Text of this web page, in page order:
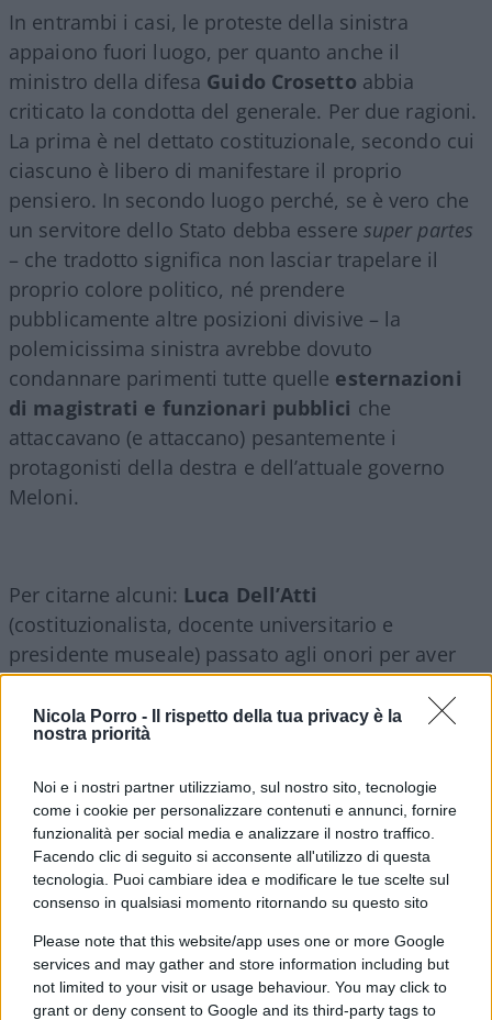
Nicola Porro -
Il rispetto della tua privacy è la
nostra priorità
Noi e i nostri partner utilizziamo, sul nostro sito, tecnologie
come i cookie per personalizzare contenuti e annunci, fornire
funzionalità per social media e analizzare il nostro traffico.
Facendo clic di seguito si acconsente all'utilizzo di questa
tecnologia. Puoi cambiare idea e modificare le tue scelte sul
consenso in qualsiasi momento ritornando su questo sito
Please note that this website/app uses one or more Google
services and may gather and store information including but
not limited to your visit or usage behaviour. You may click to
grant or deny consent to Google and its third-party tags to
In entrambi i casi, le proteste della sinistra
appaiono fuori luogo, per quanto anche il
ministro della difesa Guido Crosetto abbia
criticato la condotta del generale. Per due ragioni.
La prima è nel dettato costituzionale, secondo cui
ciascuno è libero di manifestare il proprio
pensiero. In secondo luogo perché, se è vero che
un servitore dello Stato debba essere super partes
– che tradotto significa non lasciar trapelare il
proprio colore politico, né prendere
pubblicamente altre posizioni divisive – la
polemicissima sinistra avrebbe dovuto
condannare parimenti tutte quelle esternazioni
di magistrati e funzionari pubblici che
attaccavano (e attaccano) pesantemente i
protagonisti della destra e dell’attuale governo
Meloni.
Per citarne alcuni: Luca Dell’Atti
(costituzionalista, docente universitario e
presidente museale) passato agli onori per aver
pubblicato sul proprio profiloInstagramla foto di
Giorgia Melonia testa in giù;Marcello Degni
(magistrato della Corte dei Conti) noto per il suo
sbavare di rabbia”cui seguiva un tag a sostegno
della Schlein; o ancora, il giudice Iolanda
Apostolicoche sfida il governo; la lista è lunga e a
confermarlo è ancheSabino Cassese(ex giudice
Perché la gogna?